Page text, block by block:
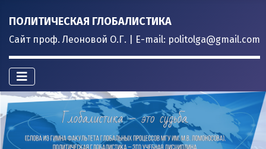
ПОЛИТИЧЕСКАЯ ГЛОБАЛИСТИКА
Сайт проф. Леоновой О.Г. | E-mail: politolga@gmail.com